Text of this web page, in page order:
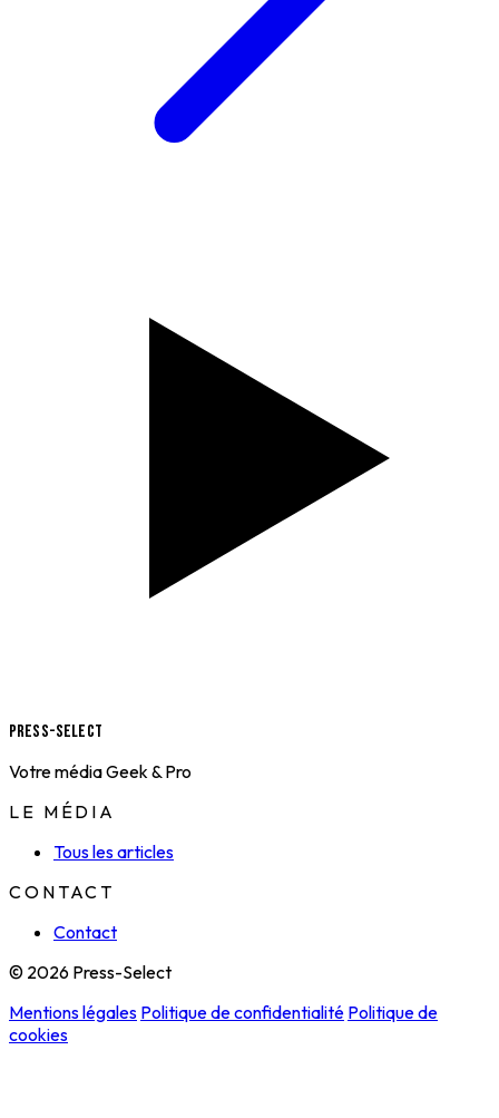
Press-Select
Votre média Geek & Pro
LE MÉDIA
Tous les articles
CONTACT
Contact
© 2026 Press-Select
Mentions légales Politique de confidentialité Politique de
cookies